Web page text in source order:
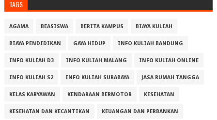
TAGS
AGAMA BEASISWA BERITA KAMPUS BIAYA KULIAH
BIAYA PENDIDIKAN GAYA HIDUP INFO KULIAH BANDUNG
INFO KULIAH D3 INFO KULIAH MALANG INFO KULIAH ONLINE
INFO KULIAH S2 INFO KULIAH SURABAYA JASA RUMAH TANGGA
KELAS KARYAWAN KENDARAAN BERMOTOR KESEHATAN
KESEHATAN DAN KECANTIKAN KEUANGAN DAN PERBANKAN